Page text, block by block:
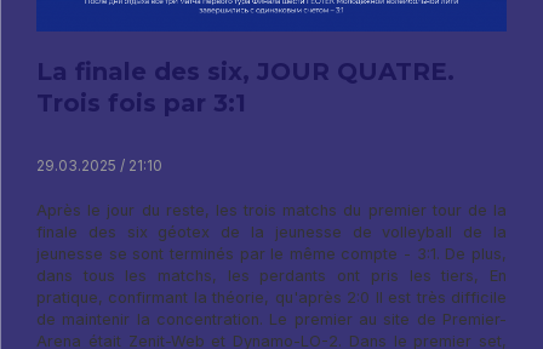
La finale des six, JOUR QUATRE.
Trois fois par 3:1
29.03.2025 / 21:10
Après le jour du reste, les trois matchs du premier tour de la
finale des six géotex de la jeunesse de volleyball de la
jeunesse se sont terminés par le même compte - 3:1. De plus,
dans tous les matchs, les perdants ont pris les tiers, En
pratique, confirmant la théorie, qu'après 2:0 Il est très difficile
de maintenir la concentration. Le premier au site de Premier-
Arena était Zenit-Web et Dynamo-LO-2. Dans le premier set,